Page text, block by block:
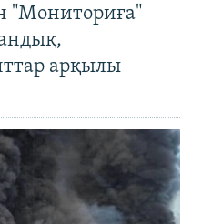
"Мониториға"
арқылы